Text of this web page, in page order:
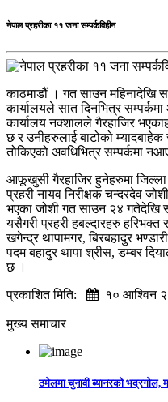
नेपाल प्रहरीका ११ जना सम्पर्कविहीन
काठमाडौं । गत साउन महिनादेखि
कार्यालयले सात दिनभित्र
कार्यालय नक्शालले गैरहाजिर
छ र उनीहरुलाई बाटोको
तोकिएको अवधिभित्र सम्पर्कमा
आफूखुसी गैरहाजिर हुनेहरुमा जिल्ला
प्रहरी नायव निरीक्षक चन्दरदेव
भएका जोशी गत साउन २४ गतेदेखि
यसैगरी प्रहरी हबल्दारहरु हरिभक्त
खगेन्द्र थापामगर, बिरबहादुर
पदम बहादुर थापा श्रीस, डम्बर
छ ।
प्रकाशित मिति:
१० आश्विन
मुख्य समाचार
ठमेलमा चुनावी ब्यानरको भद्रगोल,